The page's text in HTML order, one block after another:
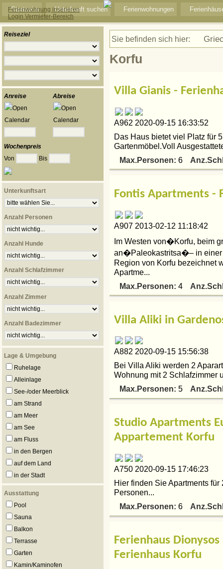
Ferienwohnung inserieren
Login Vermieter-Bereich
Startseite Unterkunft suchen Ferienwohnungen
Reiseziel
Anreise Abreise
Wochenpreis
Von
Bis
Unterkunftsart
Anzahl Personen
Anzahl Hunde
Anzahl Schlafzimmer
Anzahl Zimmer
Anzahl Badezimmer
Lage & Umgebung
Ruhelage
Alleinlage
See-/oder Meerblick
am Strand
am Meer
am See
am Fluss
in den Bergen
auf dem Land
in der Stadt
Ausstattung
Pool
Sauna
Balkon
Terrasse
Garten
Kamin/Kaminofen
Sie befinden sich hier:
Korfu
Villa Gianis -
A962 2020-09-15 16:33:52
Das Haus bietet viel Platz für
Gartenmöbel.Voll
Max.Personen: 6
Fontis Apartments -
A907 2013-02-12 11:18:42
Im Westen von�Korfu, beim
an�Paleokastritsa�– in einer
Region von Korfu bezeichnet
Apartme...
Max.Personen: 4
Villa Aliki in
A882 2020-09-15 15:56:38
Bei Villa Aliki werden 2
Wohnung mit 2 Schlafzimmer
Max.Personen: 5
Studio Apartments
Appartement Korfu
A750 2020-09-15 17:46:23
Hier finden Sie Apartments
Personen...
Max.Personen: 6
Ferienhaus
Ferienhaus Korfu